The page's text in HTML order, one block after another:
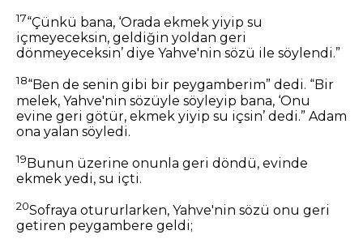
17“Çünkü bana, ‘Orada ekmek yiyip su
içmeyeceksin, geldiğin yoldan geri
dönmeyeceksin’ diye Yahve'nin sözü ile söylendi.”
18“Ben de senin gibi bir peygamberim” dedi. “Bir
melek, Yahve'nin sözüyle söyleyip bana, ‘Onu
evine geri götür, ekmek yiyip su içsin’ dedi.” Adam
ona yalan söyledi.
19Bunun üzerine onunla geri döndü, evinde
ekmek yedi, su içti.
20Sofraya otururlarken, Yahve'nin sözü onu geri
getiren peygambere geldi;